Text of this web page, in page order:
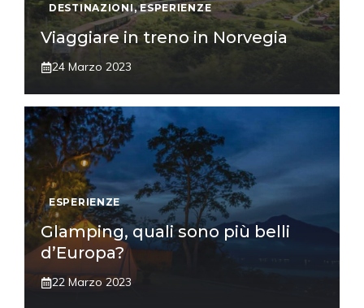
DESTINAZIONI,ESPERIENZE
Viaggiare in treno in Norvegia
24 Marzo 2023
ESPERIENZE
Glamping, quali sono più belli
d’Europa?
22 Marzo 2023